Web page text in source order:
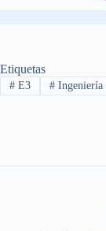
Etiquetas
#E3 #Ingeniería